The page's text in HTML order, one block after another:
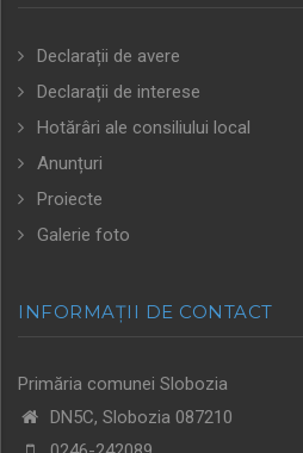
Declarații de avere
Declarații de interese
Hotărâri ale consiliului local
Anunțuri
Proiecte
Galerie foto
INFORMAȚII DE CONTACT
Primăria comunei Slobozia
DN5C, Slobozia 087210